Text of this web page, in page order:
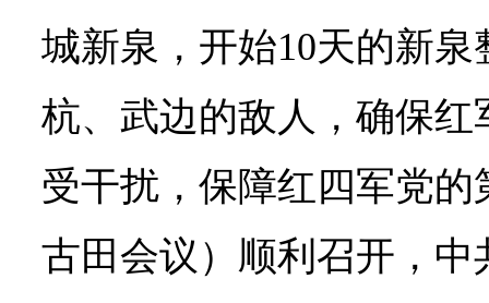
城新泉，开始10天的新
杭、武边的敌人，确保
受干扰，保障红四军党
古田会议）顺利召开，中